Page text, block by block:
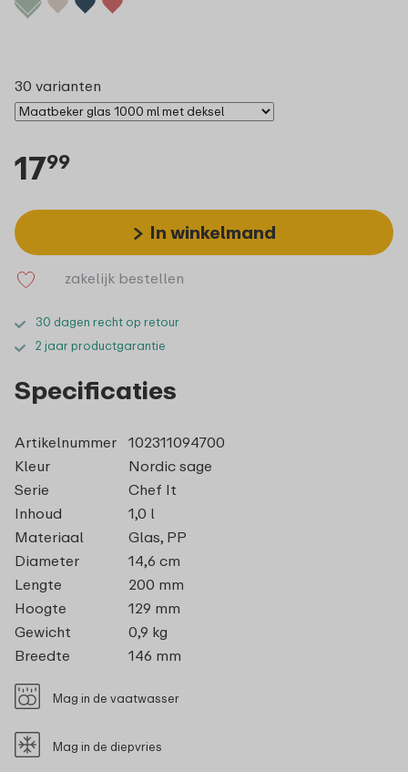
30 varianten
1799
In winkelmand
zakelijk bestellen
30 dagen recht op retour
2 jaar productgarantie
Specificaties
Artikelnummer
102311094700
Kleur
Nordic sage
Serie
Chef It
Inhoud
1,0 l
Materiaal
Glas, PP
Diameter
14,6 cm
Lengte
200 mm
Hoogte
129 mm
Gewicht
0,9 kg
Breedte
146 mm
Mag in de vaatwasser
Mag in de diepvries